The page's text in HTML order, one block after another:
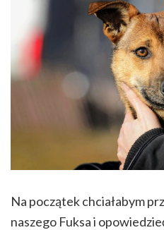
Na początek chciałabym
naszego Fuksa i